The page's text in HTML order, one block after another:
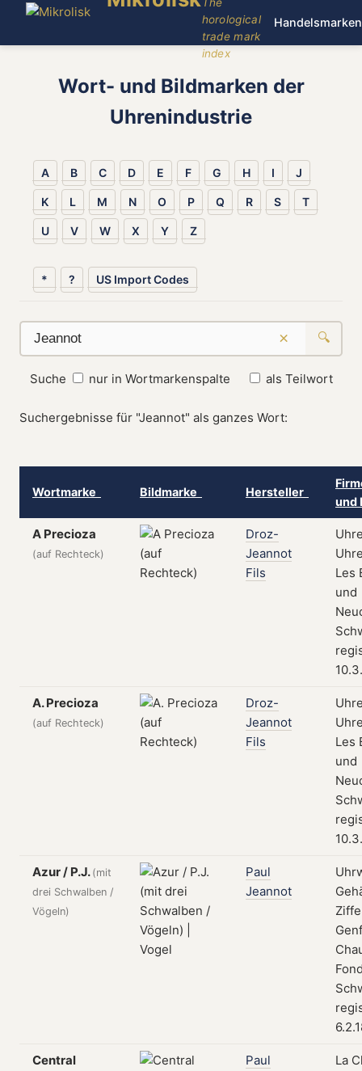
horological
trade mark
index
Handelsmarken
Wort- und Bildmarken der
Uhrenindustrie
A B C D E F G H I J
K L M N O P Q R S T
U V W X Y Z
* ? US Import Codes
× 🔍
Suche nur in Wortmarkenspalte als Teilwort
Suchergebnisse für "Jeannot" als ganzes Wort:
Wortmarke Bildmarke Hersteller
und
A Precioza
(auf Rechteck)
Droz-
Jeannot
Fils
Les
und
A. Precioza
(auf Rechteck)
Droz-
Jeannot
Fils
Les
und
Azur / P.J. (mit
drei Schwalben /
Vögeln)
Paul
Jeannot
Central
Paul
La